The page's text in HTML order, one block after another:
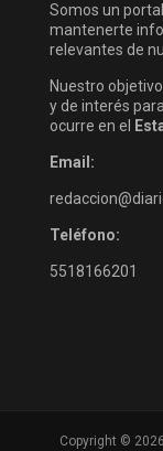
Somos un
mantenerte
relevantes de
Nuestro
y de interés
ocurre en el
Email:
Teléfono:
5518166201
Copyright ©